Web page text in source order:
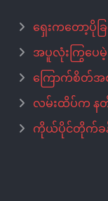
ရှေးကတော့ပိုခ
အပူလုံးကြွပေ
ကြောက်စိတ်အ
လမ်းထိပ်က နတ်
ကိုယ်ပိုင်တိုက်ခ